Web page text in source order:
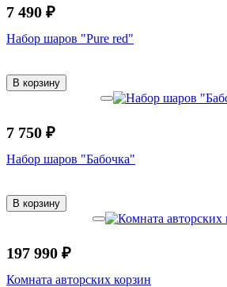
7 490 ₽
Набор шаров "Pure red"
В корзину
7 750 ₽
Набор шаров "Бабочка"
В корзину
197 990 ₽
Комната авторских корзин